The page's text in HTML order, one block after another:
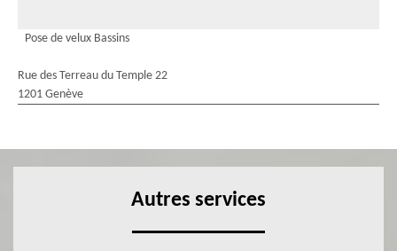
Pose de velux Bassins
Rue des Terreau du Temple 22
1201 Genève
Autres services